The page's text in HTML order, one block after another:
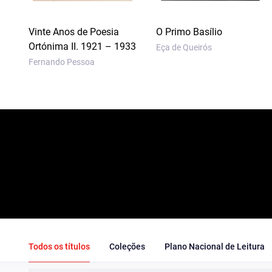
Vinte Anos de Poesia
Ortónima II. 1921 – 1933
Fernando Pessoa
O Primo Basílio
Eça de Queirós
Todos os títulos Coleções Plano Nacional de Leitura